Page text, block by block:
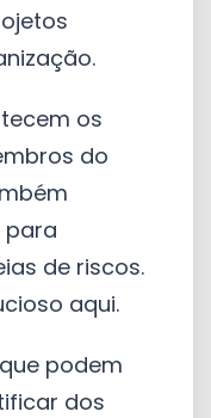
os
do
para
de riscos.
aqui.
podem
dos